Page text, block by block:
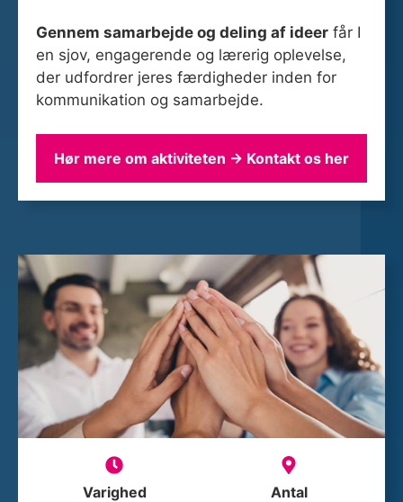
Gennem samarbejde og deling af ideer får I
en sjov, engagerende og lærerig oplevelse,
der udfordrer jeres færdigheder inden for
kommunikation og samarbejde.
Hør mere om aktiviteten → Kontakt os her
Varighed
Antal